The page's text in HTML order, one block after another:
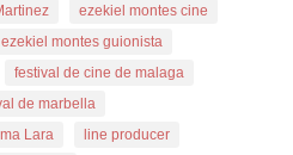
ezekiel montes cine
ezekiel montes guionista
festival de cine de malaga
de marbella
Lara
line producer